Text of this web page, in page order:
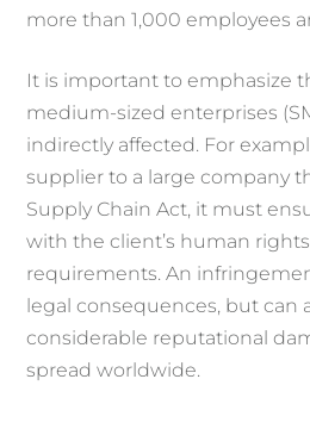
more than 1,000 employees
It is important to emphasize
medium-sized enterprises
indirectly affected. For
supplier to a large company
Supply Chain Act, it must
with the client’s human
requirements. An
legal consequences, but can
considerable reputational
spread worldwide.